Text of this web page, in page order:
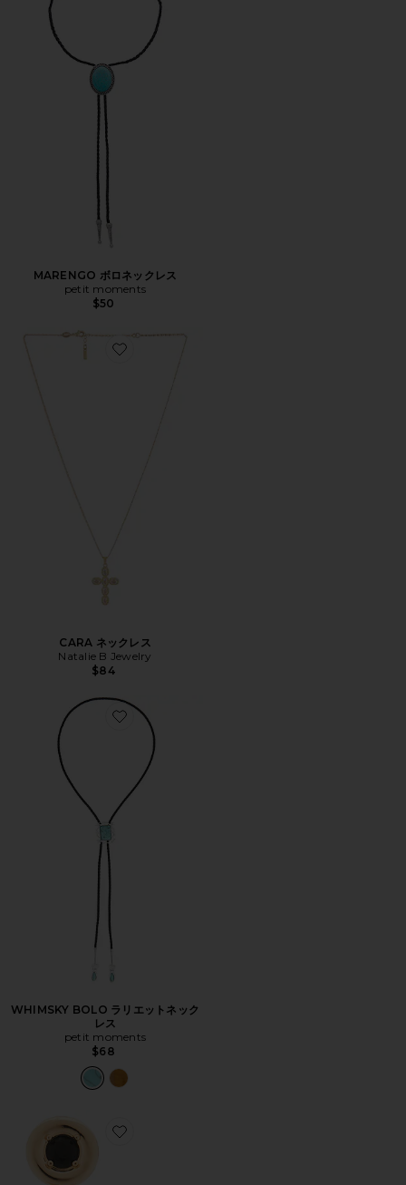
MARENGO ボロネックレス
petit moments
$50
Favorite CARA ネックレス
CARA ネックレス
Natalie B Jewelry
$84
Favorite WHIMSKY BOLO ラリエットネックレス
WHIMSKY BOLO ラリエットネック
レス
petit moments
$68
Favorite GYPSY-SET CRYSTAL ドロップイヤリング